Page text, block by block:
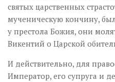
святых царственных
мученическую кончину,
у престола Божия, они
Викентий о Царской
И действительно, для
Император, его супруга и